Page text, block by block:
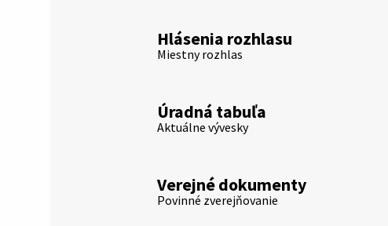
Hlásenia rozhlasu
Miestny rozhlas
Úradná tabuľa
Aktuálne vývesky
Verejné dokumenty
Povinné zverejňovanie